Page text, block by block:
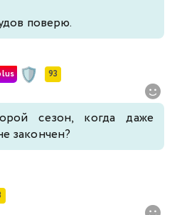
поверю.
93
сезон, когда даже
закончен?